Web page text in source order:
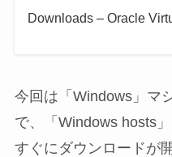
Downloads – Oracle
今回は「Windows」マ
で、「Windows hosts
すぐにダウンロードが